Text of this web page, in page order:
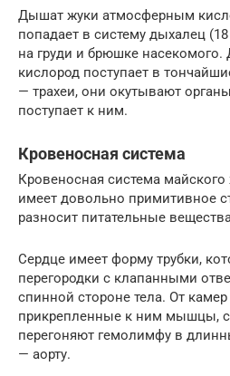
Дышат жуки атмосферным
попадает в систему дыхалец
на груди и брюшке
кислород поступает в
— трахеи, они окутывают
поступает к ним.
Кровеносная система
Кровеносная система майского
имеет довольно примитивное
разносит питательные
Сердце имеет форму трубки,
перегородки с клапанными
спинной стороне тела. От
прикрепленные к ним мышцы,
перегоняют гемолимфу в
— аорту.